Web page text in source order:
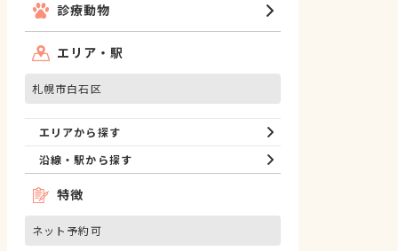
診療動物
エリア・駅
札幌市白石区
エリアから探す
沿線・駅から探す
特徴
ネット予約可